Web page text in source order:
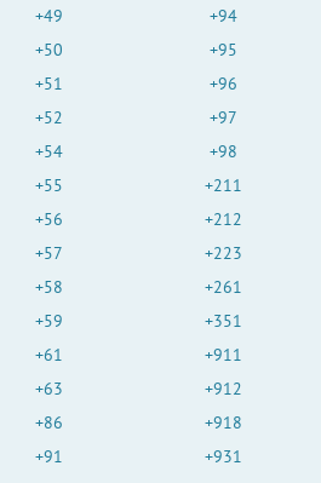
+49
+50
+51
+52
+54
+55
+56
+57
+58
+59
+61
+63
+86
+91
+94
+95
+96
+97
+98
+211
+212
+223
+261
+351
+911
+912
+918
+931